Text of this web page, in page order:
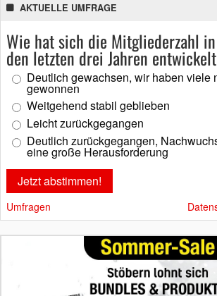
AKTUELLE UMFRAGE
Wie hat sich die Mitgliederzahl
den letzten drei Jahren
Deutlich gewachsen, wir haben viele
gewonnen
Weitgehend stabil geblieben
Leicht zurückgegangen
Deutlich zurückgegangen,
eine große Herausforderung
Umfragen